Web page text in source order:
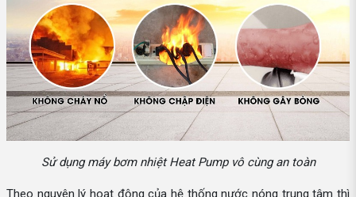
Sử dụng máy bơm nhiệt Heat Pump vô cùng an toàn
Theo nguyên lý hoạt động của hệ thống nước nóng trung tâm thì